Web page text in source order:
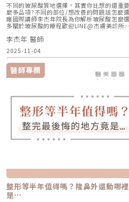
不同的玻尿酸質地選擇，其實你比想的還重
麼多品項?不同的部位/想改善的問題該怎麼
廠國際講師李杰年院長為你解析玻尿酸怎麼
多關於玻尿酸的療程歡迎LINE@杰膚美診所:
https://page.line.me/xhc2941b重點摘要
玻尿酸分為三大類型02:09 迷思一、玻尿酸
打完下巴蘋果肌看起來怪怪的？03:30 迷思
05:00 總結LINE官方帳號一對一咨詢
我的頻道👉https://reurl.cc/nY51k8關注杰
https://reurl.cc/XQljva杰膚美診所官網
年醫師FB👉https://reurl.cc/Mzk0nm杰膚
復興北路50號2樓電話：02-8772-6625
李杰年 醫師
2025-11-04
醫師專欄
整形等半年值得嗎？隆鼻外還動哪
是…